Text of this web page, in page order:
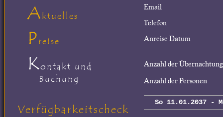
Email
Telefon
Anreise Datum
Anzahl der
Anzahl der Personen
So 11.01.2037 -
Aktuelles
Preise
Kontakt und
Buchung
Verfügbarkeitscheck